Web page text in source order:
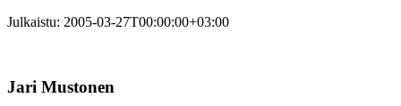
Julkaistu: 2005-03-27T00:00:00+03:00
Jari Mustonen